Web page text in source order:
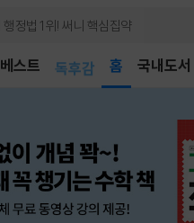
베스트
독후감
홈 국내도서